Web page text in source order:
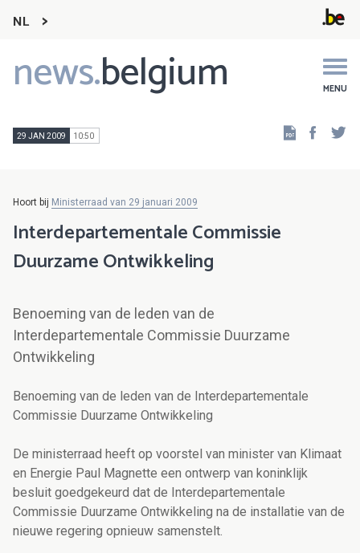
NL
news.belgium MENU
Main
navigation
29 JAN 2009 10:50
Hoort bij Ministerraad van 29 januari 2009
Interdepartementale Commissie
Duurzame Ontwikkeling
Benoeming van de leden van de
Interdepartementale Commissie Duurzame
Ontwikkeling
Benoeming van de leden van de Interdepartementale
Commissie Duurzame Ontwikkeling
De ministerraad heeft op voorstel van minister van Klimaat
en Energie Paul Magnette een ontwerp van koninklijk
besluit goedgekeurd dat de Interdepartementale
Commissie Duurzame Ontwikkeling na de installatie van de
nieuwe regering opnieuw samenstelt.